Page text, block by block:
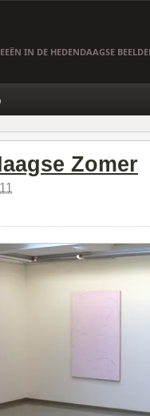
IN DE HEDENDAAGSE
Zomer